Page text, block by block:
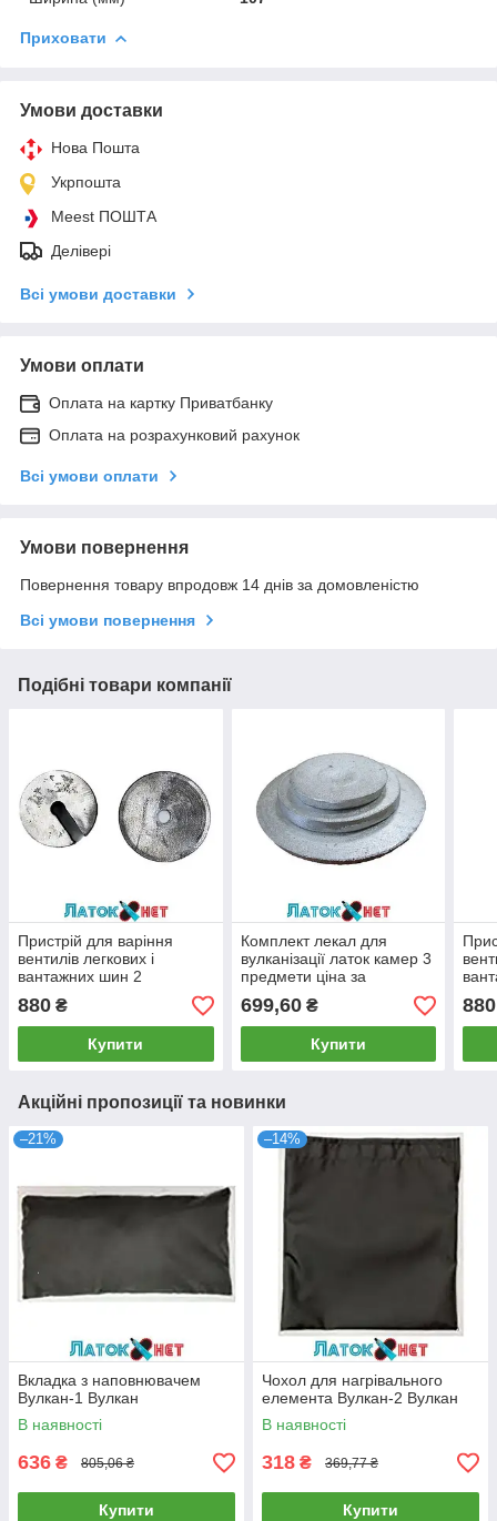
Приховати
Умови доставки
Нова Пошта
Укрпошта
Meest ПОШТА
Делівері
Всі умови доставки
Умови оплати
Оплата на картку Приватбанку
Оплата на розрахунковий рахунок
Всі умови оплати
Умови повернення
Повернення товару впродовж 14 днів за домовленістю
Всі умови повернення
Подібні товари компанії
Пристрій для варіння
вентилів легкових і
вантажних шин 2
предмети ціна за
комплект
880 ₴
Купити
Комплект лекал для
вулканізації латок камер 3
предмети ціна за
комплект
699,60₴
Купити
880
Акційні пропозиції та новинки
–21%
Вкладка з наповнювачем
Вулкан-1 Вулкан
В наявності
636 ₴ 805,06 ₴
Купити
–14%
Чохол для нагрівального
елемента Вулкан-2 Вулкан
В наявності
318 ₴ 369,77 ₴
Купити